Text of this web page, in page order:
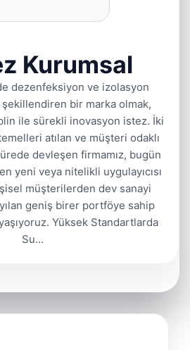
Kurumsal
dezenfeksiyon ve izolasyon
şekillendiren bir marka olmak,
ile sürekli inovasyon istez. İki
atılan ve müşteri odaklı
devleşen firmamız, bugün
yeni veya nitelikli uygulayıcısı
müşterilerden dev sanayi
geniş birer portföye sahip
Yüksek Standartlarda
Su…